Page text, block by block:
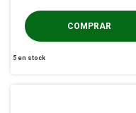
5en stock